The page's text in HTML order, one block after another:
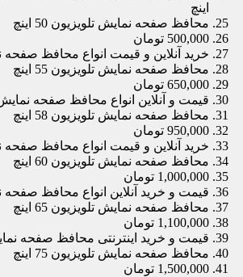
اینچ
محافظ صفحه نمایش تلویزیون 50 اینچ
500,000 تومان
خرید آنلاین و قیمت انواع محافظ صفحه نمایش
محافظ صفحه نمایش تلویزیون 55 اینچ
650,000 تومان
قیمت و آنلاین انواع محافظ صفحه نمایش
محافظ صفحه نمایش تلویزیون 58 اینچ
950,000 تومان
خرید آنلاین و قیمت انواع محافظ صفحه نمایش
محافظ صفحه نمایش تلویزیون 60 اینچ
1,000,000 تومان
قیمت و خرید آنلاین انواع محافظ صفحه نمایش
محافظ صفحه نمایش تلویزیون 65 اینچ
1,100,000 تومان
قیمت و خرید اینترنتی محافظ صفحه نمایش
محافظ صفحه نمایش تلویزیون 75 اینچ
1,500,000 تومان